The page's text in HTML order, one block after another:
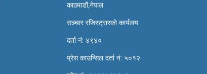
काठमाडौं,नेपाल
सञ्चार रजिस्ट्रारको कार्यलय
दर्ता नं: ४९४०
प्रेस काउन्सिल दर्ता नं: ५०१२